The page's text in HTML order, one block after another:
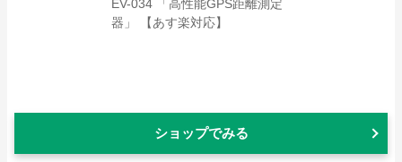
ショップでみる